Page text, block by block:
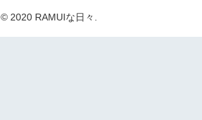
© 2020 RAMUIな日々.